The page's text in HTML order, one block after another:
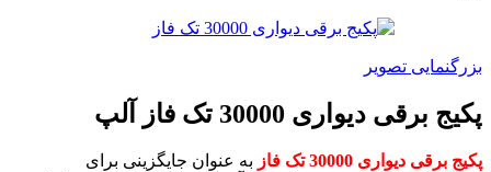
است.
بزرگنمایی تصویر
پکیج برقی دیواری 30000 تک فاز آلپ
پکیج برقی دیواری 30000 تک فاز
به عنوان جایگزینی برای